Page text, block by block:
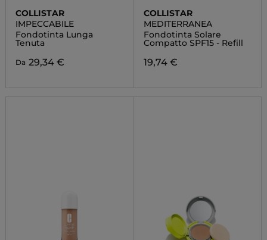
COLLISTAR
IMPECCABILE
Fondotinta Lunga
Tenuta
Da 29,34 €
COLLISTAR
MEDITERRANEA
Fondotinta Solare
Compatto SPF15 - Refill
19,74 €